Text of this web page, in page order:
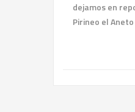
dejamos en
Pirineo el